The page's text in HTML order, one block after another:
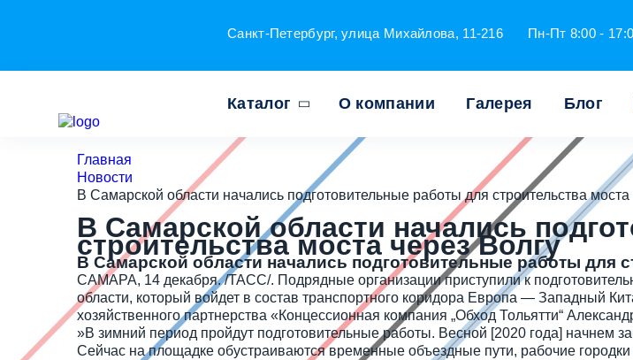
Санкт-Петербург, улица Михайлова, 11-216 Пн-Пт 8:00 -
Каталог О компании Галерея Блог
Главная
Новости
В Самарской области начались подготовительные работы для строительства моста
В Самарской области начались
строительства моста через Волгу
В Самарской области начались подготовительные работы для
САМАРА, 14 декабря. /ТАСС/. Подрядные организации приступили к
области, который войдет в состав транспортного коридора Европа — Западный
хозяйственного партнерства «Концессионная компания „Обход Тольятти“
»В зимний период пройдут подготовительные работы. Весной [2020 года] начнем
Сейчас на площадке обустраиваются временные объездные пути, рабочие